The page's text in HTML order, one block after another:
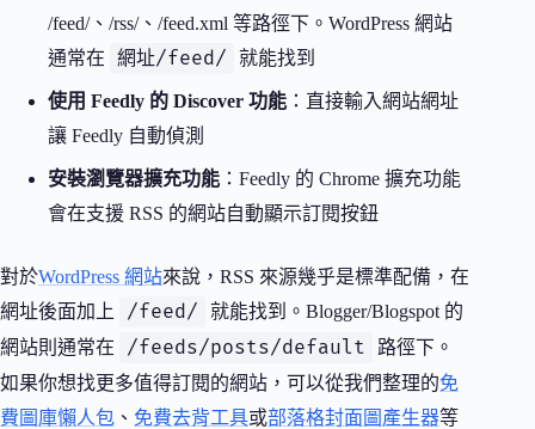
/feed/、/rss/、/feed.xml 等路徑下。WordPress 網站
通常在
網址/feed/ 就能找到
使用 Feedly 的 Discover 功能 ：直接輸入網站網址
讓 Feedly 自動偵測
安裝瀏覽器擴充功能 ：Feedly 的 Chrome 擴充功能
會在支援 RSS 的網站自動顯示訂閱按鈕
對於WordPress 網站來說，RSS 來源幾乎是標準配備，在
網址後面加上
/feed/
就能找到。Blogger/Blogspot 的
網站則通常在
/feeds/posts/default
路徑下。
如果你想找更多值得訂閱的網站，可以從我們整理的免
費圖庫懶人包 、 免費去背工具或部落格封面圖產生器等